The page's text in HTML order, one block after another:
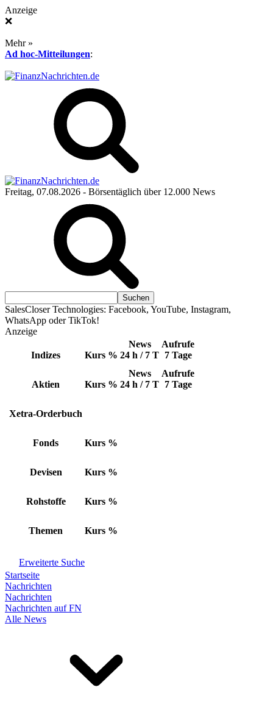
Anzeige
❌
Mehr »
Ad hoc-Mitteilungen:
Freitag, 07.08.2026 - Börsentäglich über 12.000 News
SalesCloser Technologies: Facebook, YouTube, Instagram,
WhatsApp oder TikTok!
Anzeige
Indizes Kurs %
News
24 h / 7 T
Aufrufe
7 Tage
Aktien Kurs %
News
24 h / 7 T
Aufrufe
7 Tage
Xetra-Orderbuch
Fonds Kurs %
Devisen Kurs %
Rohstoffe Kurs %
Themen Kurs %
Erweiterte Suche
Startseite
Nachrichten
Nachrichten
Nachrichten auf FN
Alle News